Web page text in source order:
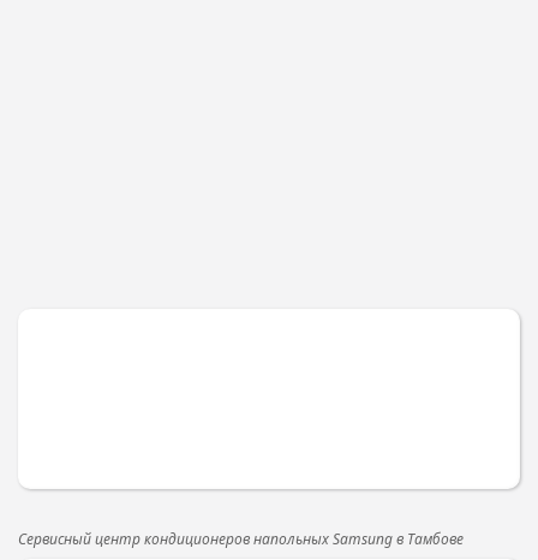
Сервисный центр кондиционеров напольных Samsung в Тамбове